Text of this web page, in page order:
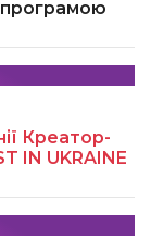
Креатор-
IN UKRAINE